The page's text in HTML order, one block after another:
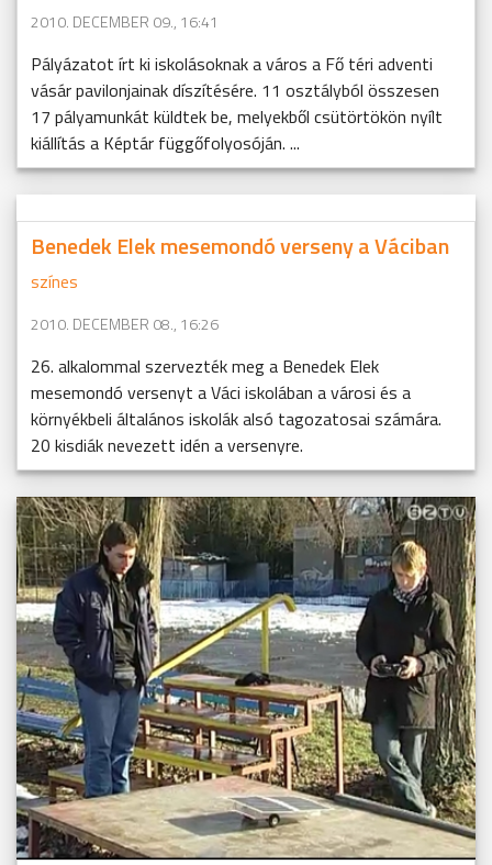
2010. DECEMBER 09., 16:41
Pályázatot írt ki iskolásoknak a város a Fő téri adventi
vásár pavilonjainak díszítésére. 11 osztályból összesen
17 pályamunkát küldtek be, melyekből csütörtökön nyílt
kiállítás a Képtár függőfolyosóján. ...
Benedek Elek mesemondó verseny a Váciban
színes
2010. DECEMBER 08., 16:26
26. alkalommal szervezték meg a Benedek Elek
mesemondó versenyt a Váci iskolában a városi és a
környékbeli általános iskolák alsó tagozatosai számára.
20 kisdiák nevezett idén a versenyre.